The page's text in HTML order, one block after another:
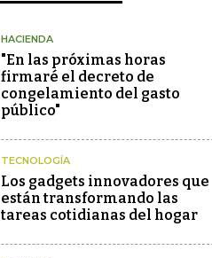
HACIENDA
"En las próximas horas
firmaré el decreto de
congelamiento del gasto
público"
TECNOLOGÍA
Los gadgets innovadores que
están transformando las
tareas cotidianas del hogar